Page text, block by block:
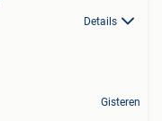
Details
Gisteren